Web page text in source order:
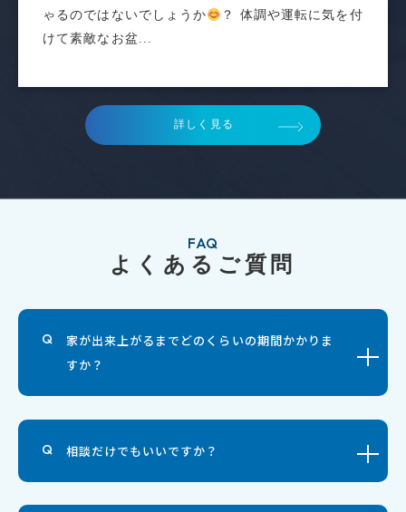
ゃるのではないでしょうか
？ 体調や運転に気を付
けて素敵なお盆...
詳しく見る
FAQ
よくあるご質問
家が出来上がるまでどのくらいの期間かかりま
すか？
相談だけでもいいですか？